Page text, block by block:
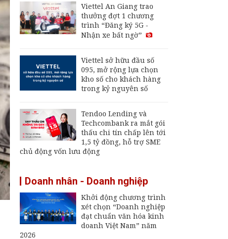
quốc gia
Giá xăng, dầu hôm
nay 2/8: Giá dầu thế
giới trong tuần liên
Giá vàng hôm nay,
6/8: Tăng mạnh
cho mục tiêu tăng
trưởng hai con số
Viettel An Giang trao
thưởng đợt 1 chương
trình “Đăng ký 5G -
Nhận xe bất ngờ”
Viettel sở hữu đầu số
095, mở rộng lựa chọn
kho số cho khách hàng
trong kỷ nguyên số
Tendoo Lending và
Techcombank ra mắt gói
thấu chi tín chấp lên tới
1,5 tỷ đồng, hỗ trợ SME
chủ động vốn lưu động
Doanh nhân - Doanh nghiệp
Khởi động chương trình
xét chọn “Doanh nghiệp
đạt chuẩn văn hóa kinh
doanh Việt Nam” năm
2026